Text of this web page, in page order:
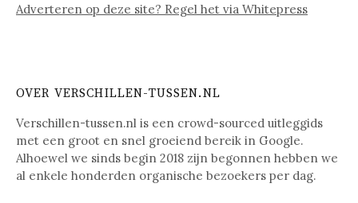
Adverteren op deze site? Regel het via Whitepress
OVER VERSCHILLEN-TUSSEN.NL
Verschillen-tussen.nl is een crowd-sourced uitleggids
met een groot en snel groeiend bereik in Google.
Alhoewel we sinds begin 2018 zijn begonnen hebben we
al enkele honderden organische bezoekers per dag.